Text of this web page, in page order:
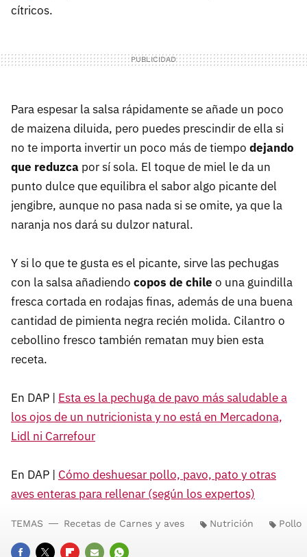
cítricos.
Para espesar la salsa rápidamente se añade un poco
de maizena diluida, pero puedes prescindir de ella si
no te importa invertir un poco más de tiempo dejando
que reduzca por sí sola. El toque de miel le da un
punto dulce que equilibra el sabor algo picante del
jengibre, aunque no pasa nada si se omite, ya que la
naranja nos dará su dulzor natural.
Y si lo que te gusta es el picante, sirve las pechugas
con la salsa añadiendo copos de chile o una guindilla
fresca cortada en rodajas finas, además de una buena
cantidad de pimienta negra recién molida. Cilantro o
cebollino fresco también rematan muy bien esta
receta.
En DAP | Esta es la pechuga de pavo más saludable a
los ojos de un nutricionista y no está en Mercadona,
Lidl ni Carrefour
En DAP | Cómo deshuesar pollo, pavo, pato y otras
aves enteras para rellenar (según los expertos)
TEMAS Recetas de Carnes y aves Nutrición Pollo